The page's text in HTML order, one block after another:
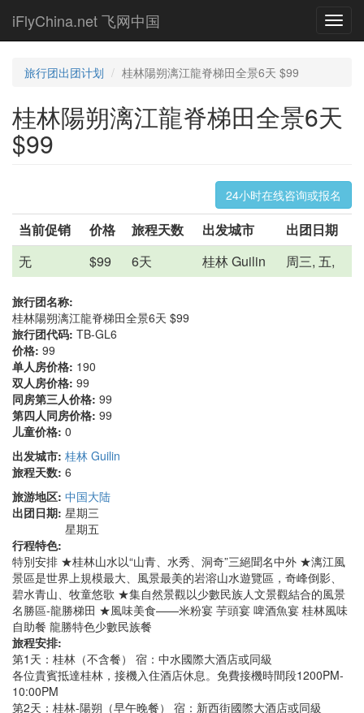
main
iFlyChina.net 飞网中国
旅行团出团计划 桂林陽朔漓江龍脊梯田全景6天 $99
桂林陽朔漓江龍脊梯田全景6天
$99
24小时在线咨询或报名
当前促销 价格 旅程天数 出发城市
出团日期
无
$99 6天 桂林 Guilin 周三, 五,
旅行团名称:
桂林陽朔漓江龍脊梯田全景6天 $99
旅行团代码: TB-GL6
价格: 99
单人房价格: 190
双人房价格: 99
同房第三人价格: 99
第四人同房价格: 99
儿童价格: 0
出发城市: 桂林 Guilin
旅程天数: 6
旅游地区: 中国大陆
出团日期: 星期三
星期五
行程特色:
特別安排 ★桂林山水以“山青、水秀、洞奇”三絕聞名中外 ★漓江風
景區是世界上規模最大、風景最美的岩溶山水遊覽區，奇峰倒影、
碧水青山、牧童悠歌 ★集自然景觀以少數民族人文景觀結合的風景
名勝區-龍勝梯田 ★風味美食——米粉宴 芋頭宴 啤酒魚宴 桂林風味
自助餐 龍勝特色少數民族餐
旅程安排:
第1天：桂林（不含餐） 宿：中水國際大酒店或同級
各位貴賓抵達桂林，接機入住酒店休息。免費接機時間段1200PM-
10:00PM
第2天：桂林-陽朔（早午晚餐） 宿：新西街國際大酒店或同級